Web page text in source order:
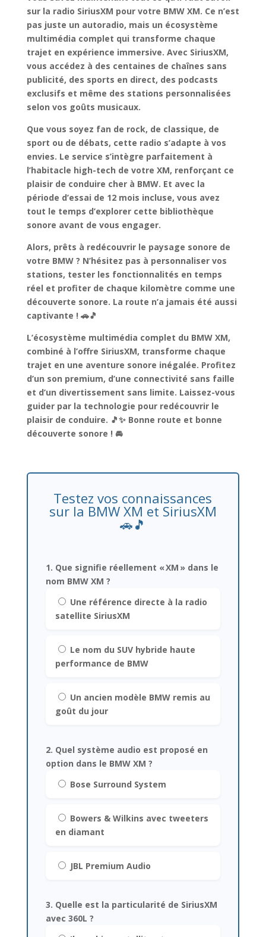
sur la radio SiriusXM pour votre BMW XM. Ce n’est
pas juste un autoradio, mais un écosystème
multimédia complet qui transforme chaque
trajet en expérience immersive. Avec SiriusXM,
vous accédez à des centaines de chaînes sans
publicité, des sports en direct, des podcasts
exclusifs et même des stations personnalisées
selon vos goûts musicaux.
Que vous soyez fan de rock, de classique, de
sport ou de débats, cette radio s’adapte à vos
envies. Le service s’intègre parfaitement à
l’habitacle high-tech de votre XM, renforçant ce
plaisir de conduire cher à BMW. Et avec la
période d’essai de 12 mois incluse, vous avez
tout le temps d’explorer cette bibliothèque
sonore avant de vous engager.
Alors, prêts à redécouvrir le paysage sonore de
votre BMW ? N’hésitez pas à personnaliser vos
stations, tester les fonctionnalités en temps
réel et profiter de chaque kilomètre comme une
découverte sonore. La route n’a jamais été aussi
captivante ! 🚗🎵
L’écosystème multimédia complet du BMW XM,
combiné à l’offre SiriusXM, transforme chaque
trajet en une aventure sonore inégalée. Profitez
d’un son premium, d’une connectivité sans faille
et d’un divertissement sans limite. Laissez-vous
guider par la technologie pour redécouvrir le
plaisir de conduire. 🎵✨ Bonne route et bonne
découverte sonore ! 🚘
Testez vos connaissances
sur la BMW XM et SiriusXM
🚗🎵
1. Que signifie réellement « XM » dans le
nom BMW XM ?
Une référence directe à la radio
satellite SiriusXM
Le nom du SUV hybride haute
performance de BMW
Un ancien modèle BMW remis au
goût du jour
2. Quel système audio est proposé en
option dans le BMW XM ?
Bose Surround System
Bowers & Wilkins avec tweeters
en diamant
JBL Premium Audio
3. Quelle est la particularité de SiriusXM
avec 360L ?